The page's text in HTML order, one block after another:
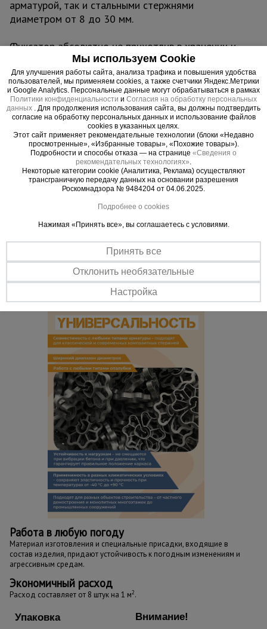
арматурой, так и стальными стержнями
диаметром от 8 до 30 мм.
Фиксатор абсолютно не прихотлив в хранении и
эксплуатации:
- не подвержен воздействию перепада
температур (может использовать при сверх
низких или высоких температур)
- не портится во влажной среде
Область применения: несущие стены, колонны,
пилоны, опоры мостов.
Важные преимущества –
эффективная работа
Универсальное изделие
Подходит для крепежа арматурных прутьев как из композита, так
и металла.
Легкий монтаж
Простая установка - одевается на арматурный прут до упора и
фиксируется клипсой-защелкой.
Работа в любую погоду
Материал изготовления и специальные присадки, входящие в
состав изделия, придают устойчивость к погодным изменениям и
агрессивным средам.
Экономичный расход
Расход составляет от 8 штук на 1 м2.
Упаковка Внимание!
Мы используем Cookie
Для улучшения работы сайта, анализа трафика и повышения удобства
пользователей, мы применяем cookies, а также счетчики Яндекс.Метрики
и Google Analytics. Персональные данные могут обрабатываться в рамках
Политики конфиденциальности и Согласия на обработку персональных
данных . Для продолжения использования сайта, вы должны подтвердить
согласие на обработку персональных данных и использование файлов
cookies в указанных целях.
Этот сайт применяет рекомендательные технологии (блоки «Недавно
просмотренные», «Избранные товары», «Похожие товары»).
Подробности и способы отказа — на странице «Сведения о
рекомендательных технологиях».
Некоторые категории cookie (Аналитика, Реклама) осуществляют
трансграничную передачу данных на основании разрешения
Роскомнадзора № 9484204 от 04.06.2025.
Подробнее о cookies
Нажимая «Принять все», вы соглашаетесь с условиями.
Принять все
Отклонить необязательные
Настройка